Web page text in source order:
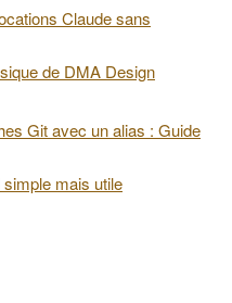
Claude sans
de DMA Design
Git avec un alias : Guide
mais utile